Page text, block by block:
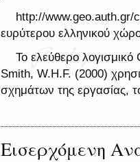
http://www.geo.auth.gr/
ευρύτερου ελληνικού
Το ελεύθερο
Smith, W.H.F. (2000)
σχημάτων της εργασίας,
Εισερχόμενη